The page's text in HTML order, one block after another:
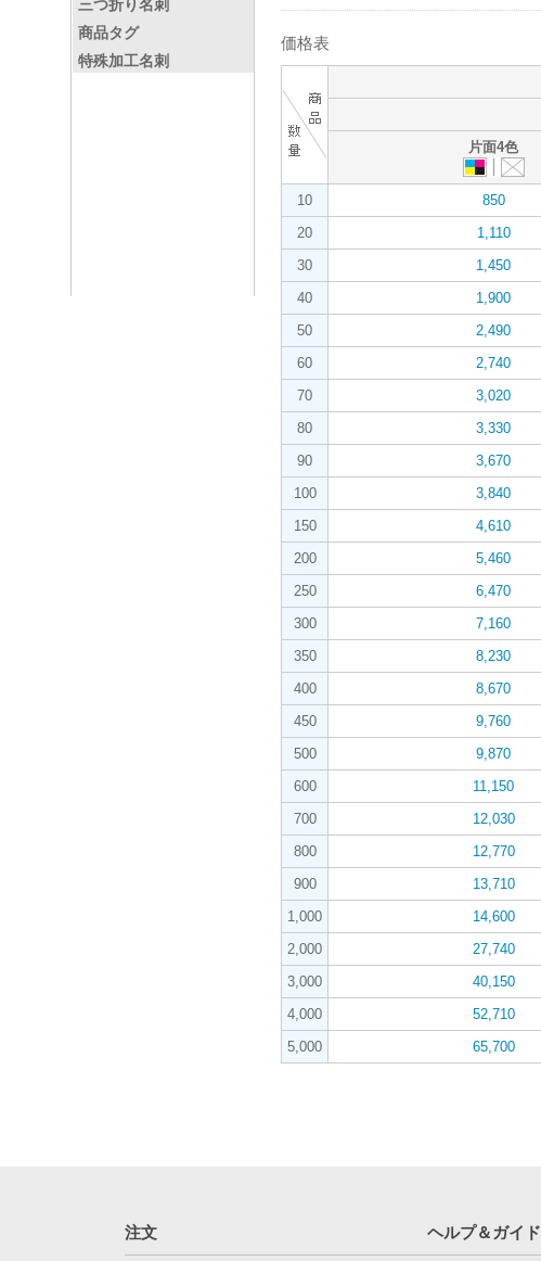
三つ折り名刺
商品タグ
特殊加工名刺
価格表
片面4色
10 850
20
1,110
30
1,450
40
1,900
50
2,490
60
2,740
70
3,020
80
3,330
90
3,670
100
3,840
150
4,610
200
5,460
250
6,470
300
7,160
350
8,230
400
8,670
450
9,760
500
9,870
600
11,150
700
12,030
800
12,770
900
13,710
1,000
14,600
2,000
27,740
3,000
40,150
4,000
52,710
5,000
65,700
注文 ヘルプ＆ガイド